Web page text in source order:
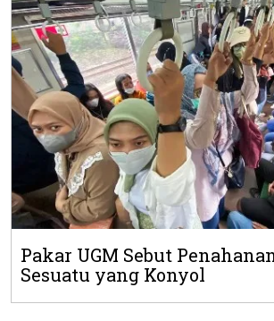
Pakar UGM Sebut
Sesuatu yang Konyol